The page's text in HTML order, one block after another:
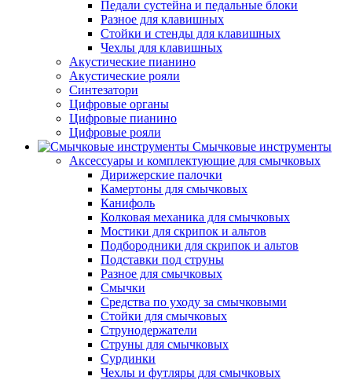
Педали сустейна и педальные блоки
Разное для клавишных
Стойки и стенды для клавишных
Чехлы для клавишных
Акустические пианино
Акустические рояли
Синтезатори
Цифровые органы
Цифровые пианино
Цифровые рояли
Смычковые инструменты
Аксессуары и комплектующие для смычковых
Дирижерские палочки
Камертоны для смычковых
Канифоль
Колковая механика для смычковых
Мостики для скрипок и альтов
Подбородники для скрипок и альтов
Подставки под струны
Разное для смычковых
Смычки
Средства по уходу за смычковыми
Стойки для смычковых
Струнодержатели
Струны для смычковых
Сурдинки
Чехлы и футляры для смычковых